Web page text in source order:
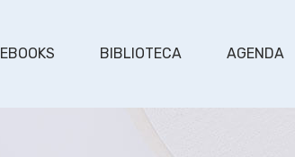
EBOOKS BIBLIOTECA AGENDA